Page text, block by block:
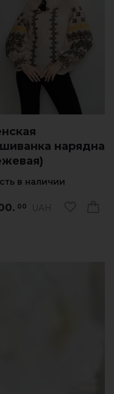
нарядна
в наличии
00 UAH